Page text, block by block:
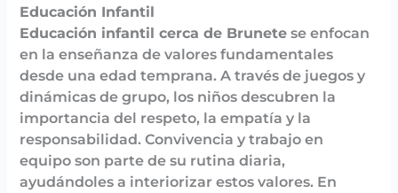
Educación Infantil
Educación infantil cerca de Brunete se enfocan
en la enseñanza de valores fundamentales
desde una edad temprana. A través de juegos y
dinámicas de grupo, los niños descubren la
importancia del respeto, la empatía y la
responsabilidad. Convivencia y trabajo en
equipo son parte de su rutina diaria,
ayudándoles a interiorizar estos valores. En